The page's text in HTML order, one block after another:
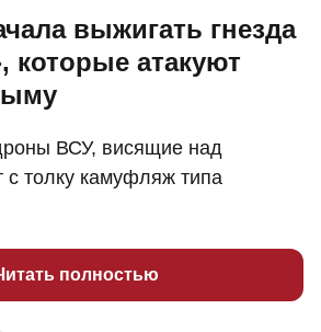
выжигать гнезда
атакуют
ВСУ, висящие над
с толку камуфляж типа
полностью